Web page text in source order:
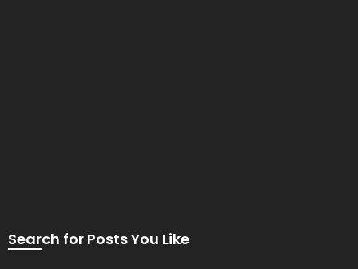
Search for Posts You Like